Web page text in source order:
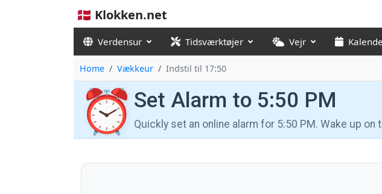
🇩🇰 Klokken.net
Verdensur Tidsværktøjer Vejr
Home Vækkeur Indstil til 17:50
⏰ Set Alarm to 5:50 PM
Quickly set an online alarm for 5:50 PM. Wake up